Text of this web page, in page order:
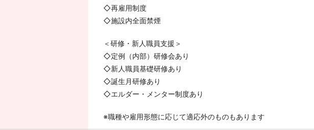
◇再雇用制度
◇施設内全面禁煙
＜研修・新人職員支援＞
◇定例（内部）研修会あり
◇新人職員基礎研修あり
◇誕生月研修あり
◇エルダー・メンター制度あり
※職種や雇用形態に応じて適応外のものもあります